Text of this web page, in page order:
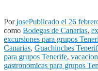
PorjosePublicado el 26
como Bodegas de Canarias,
excursiones para grupos
Canarias, Guachinches
para grupos Tenerife,
gastronomicas para grupos